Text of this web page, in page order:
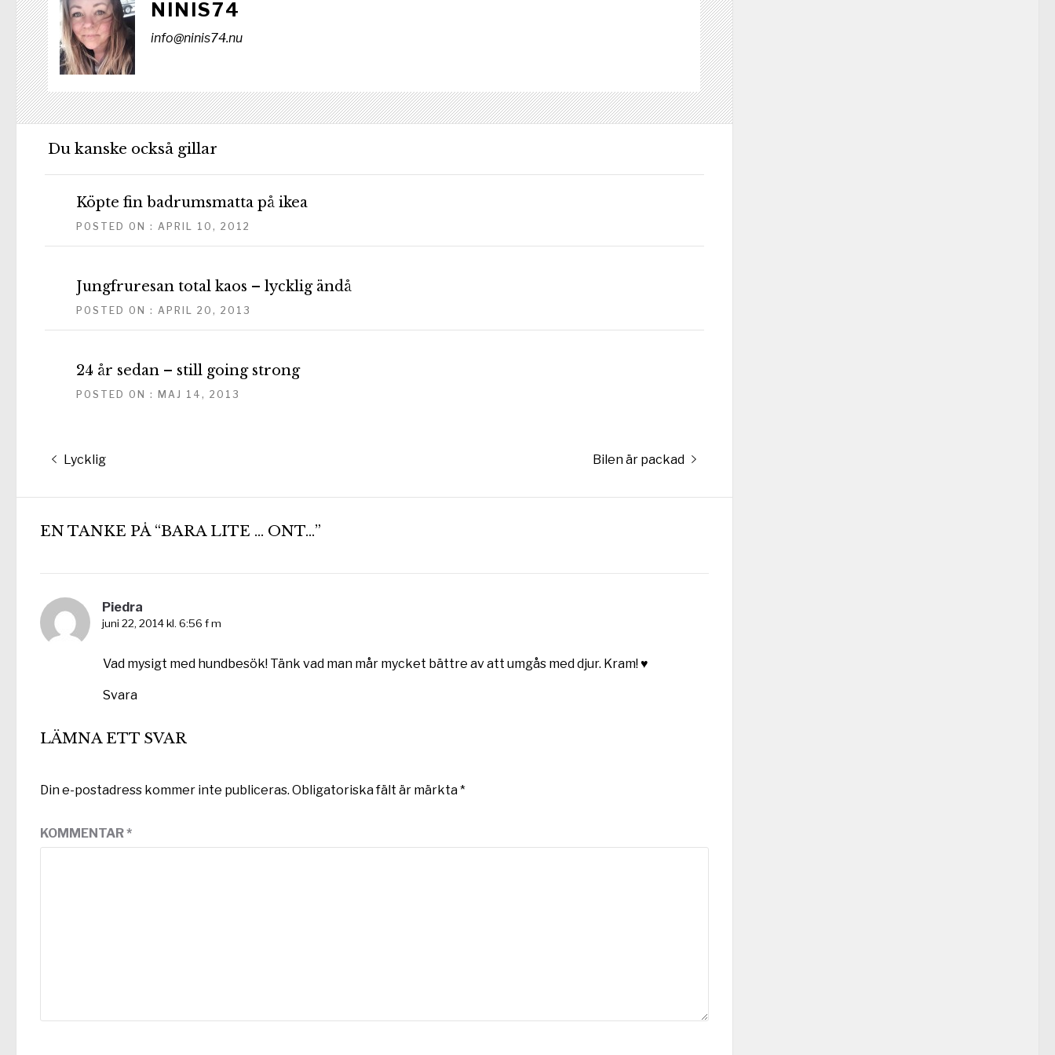
NINIS74
info@ninis74.nu
Du kanske också gillar
Köpte fin badrumsmatta på ikea
POSTED ON : APRIL 10, 2012
Jungfruresan total kaos – lycklig ändå
POSTED ON : APRIL 20, 2013
24 år sedan – still going strong
POSTED ON : MAJ 14, 2013
Inläggsnavigering
Föregående
Lycklig
Nästa
Bilen är packad
EN TANKE PÅ “BARA LITE … ONT…”
Piedra
juni 22, 2014 kl. 6:56 f m
Vad mysigt med hundbesök! Tänk vad man mår mycket bättre av att umgås med djur. Kram! ♥
Svara
LÄMNA ETT SVAR
Din e-postadress kommer inte publiceras. Obligatoriska fält är märkta*
KOMMENTAR*